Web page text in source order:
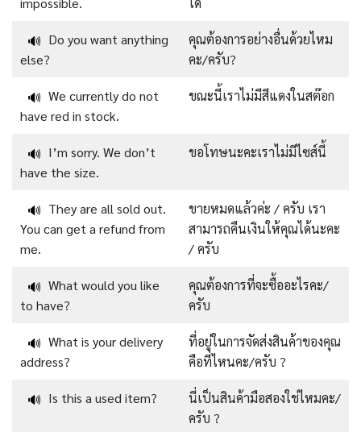
🔊 Do you want anything
else?
คุณต้องการอย่างอื่นด้วยไหม
คะ/ครับ?
🔊 We currently do not
have red in stock.
ขณะนี้เราไม่มีสีแดงในสต๊อก
🔊 I’m sorry. We don’t
have the size.
ขอโทษนะคะเราไม่มีไซส์นี้
🔊 They are all sold out.
You can get a refund from
me.
ขายหมดแล้วค่ะ / ครับ เรา
สามารถคืนเงินให้คุณได้นะคะ
/ ครับ
🔊 What would you like
to have?
คุณต้องการที่จะซื้ออะไรคะ/
ครับ
🔊 What is your delivery
address?
ที่อยู่ในการจัดส่งสินค้าของคุณ
คือที่ไหนคะ/ครับ ?
🔊 Is this a used item?
นี่เป็นสินค้ามือสองใช่ไหมคะ/
ครับ ?